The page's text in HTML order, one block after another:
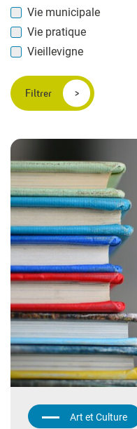
Vie municipale
Vie pratique
Vieillevigne
Filtrer
Art et Culture